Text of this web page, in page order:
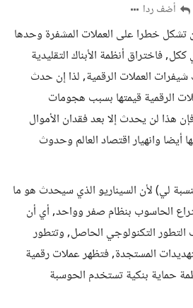
أضف ردا
تشكل خطرا على العملات المشفرة وحدها
فاختراق أنظمة الأبناك التقليدية
العملات الرقمية, لذا إن حدث
الرقمية قيمتها بسبب هجومات
هذا لن يحدث إلا بعد فقدان الأموال
أيضا وانهيار اقتصاد العالم وحدوث
لي) لأن السيناريو الذي سيحدث هو ما
الحاسوب بنظام صفر وواحد, أي أن
التكنولوجي الحاصل, وتتطور
المستجدة, فتظهر عملات رقمية
حماية بنكية تستخدم الحوسبة